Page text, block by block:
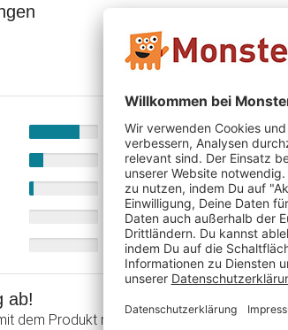
73%
20%
7%
0%
0%
ab!
dem Produkt mit anderen
Heike
Originelle
Michael
Wie
K Linde